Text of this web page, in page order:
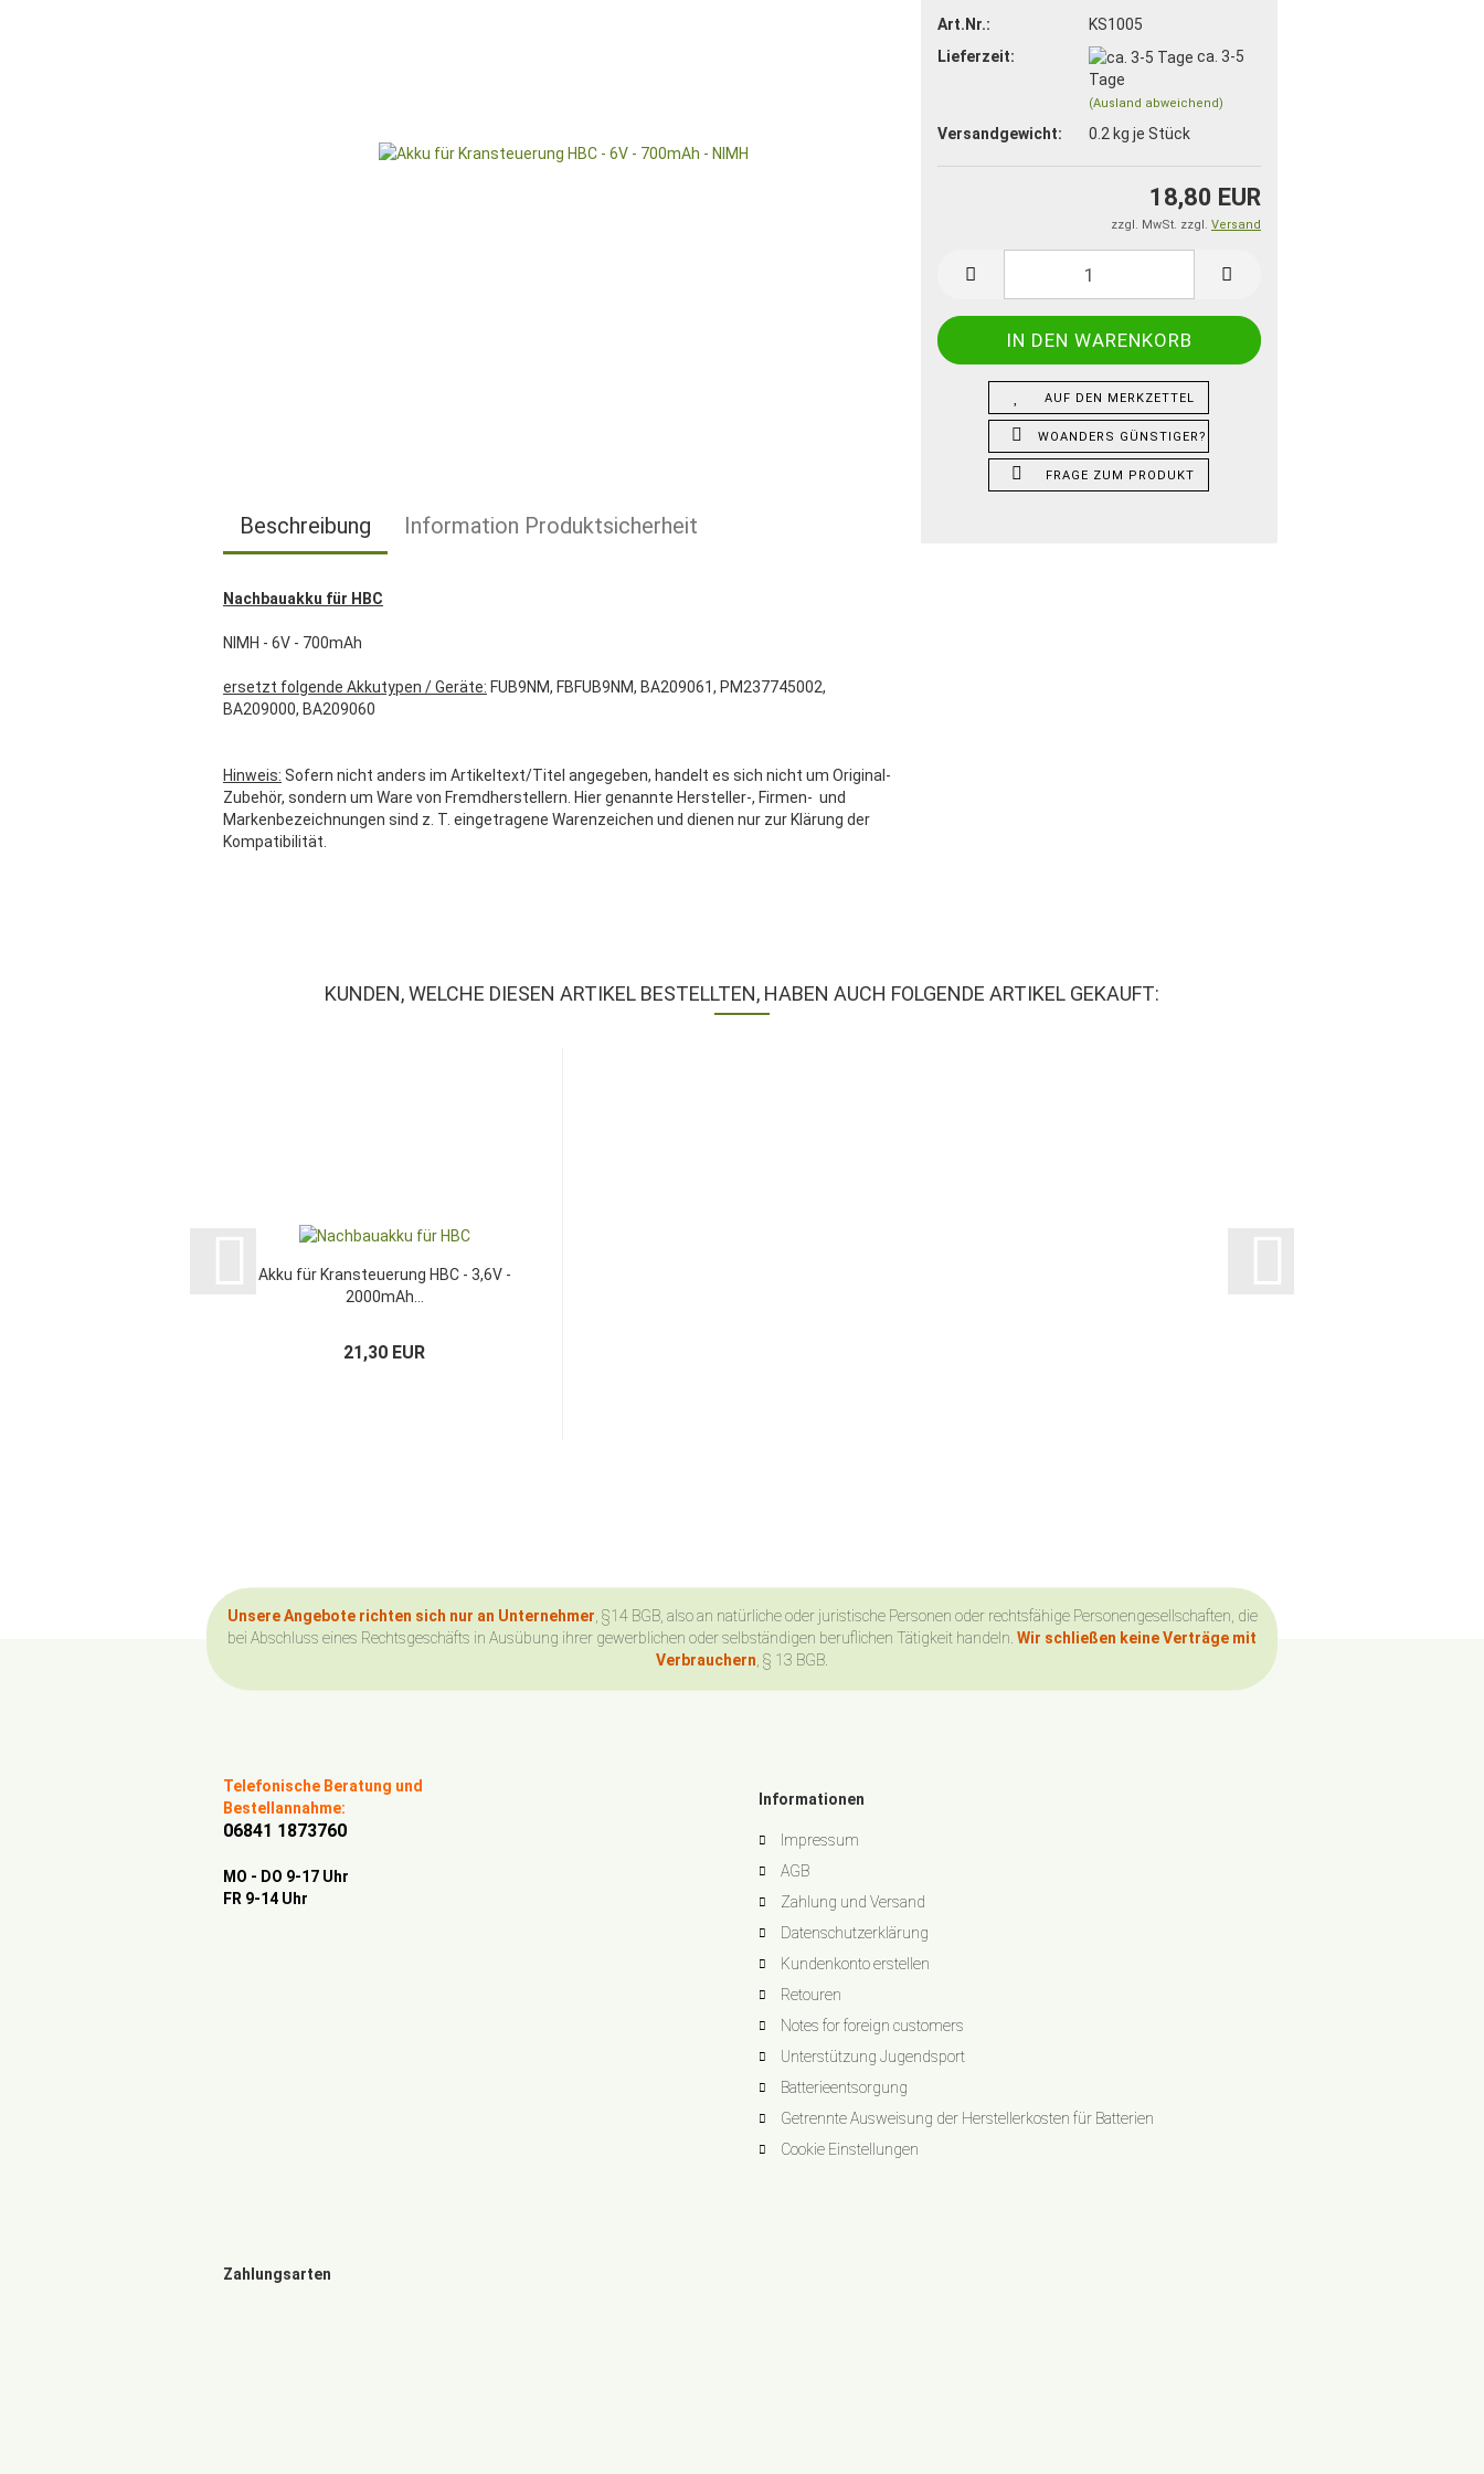
Art.Nr.:
KS1005
Lieferzeit:
ca. 3-5
Tage
(Ausland abweichend)
Versandgewicht: 0.2 kg je Stück
18,80 EUR
zzgl. MwSt. zzgl. Versand
AUF DEN MERKZETTEL
WOANDERS GÜNSTIGER?
FRAGE ZUM PRODUKT
Beschreibung Information Produktsicherheit
Nachbauakku für HBC
NIMH - 6V - 700mAh
ersetzt folgende Akkutypen / Geräte: FUB9NM, FBFUB9NM, BA209061, PM237745002,
BA209000, BA209060
Hinweis: Sofern nicht anders im Artikeltext/Titel angegeben, handelt es sich nicht um Original-
Zubehör, sondern um Ware von Fremdherstellern. Hier genannte Hersteller-, Firmen- und
Markenbezeichnungen sind z. T. eingetragene Warenzeichen und dienen nur zur Klärung der
Kompatibilität.
KUNDEN, WELCHE DIESEN ARTIKEL BESTELLTEN, HABEN AUCH FOLGENDE ARTIKEL GEKAUFT:
Akku für Kransteuerung HBC - 3,6V -
2000mAh...
21,30 EUR
Unsere Angebote richten sich nur an Unternehmer , §14 BGB, also an natürliche oder juristische Personen oder rechtsfähige Personengesellschaften, die
bei Abschluss eines Rechtsgeschäfts in Ausübung ihrer gewerblichen oder selbständigen beruflichen Tätigkeit handeln. Wir schließen keine Verträge mit
Verbrauchern , § 13 BGB.
Telefonische Beratung und
Bestellannahme:
06841 1873760
MO - DO 9-17 Uhr
FR 9-14 Uhr
Informationen
Impressum
AGB
Zahlung und Versand
Datenschutzerklärung
Kundenkonto erstellen
Retouren
Notes for foreign customers
Unterstützung Jugendsport
Batterieentsorgung
Getrennte Ausweisung der Herstellerkosten für Batterien
Cookie Einstellungen
Zahlungsarten